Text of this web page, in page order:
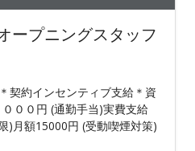
ープニングスタッフ
契約インセンティブ支給＊資
００円 (通勤手当)実費支給
)月額15000円 (受動喫煙対策)